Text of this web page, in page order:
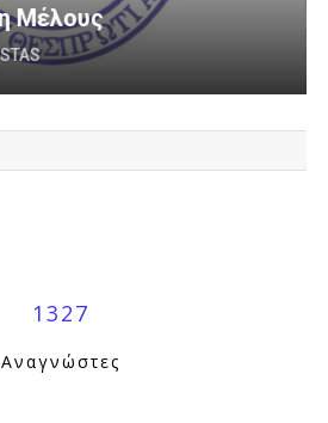
Οδοποιία Στον Δήμο
31/07/2026
1327
Αναγνώστες